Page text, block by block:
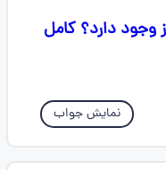
وجود دارد؟ کامل
نمایش جواب